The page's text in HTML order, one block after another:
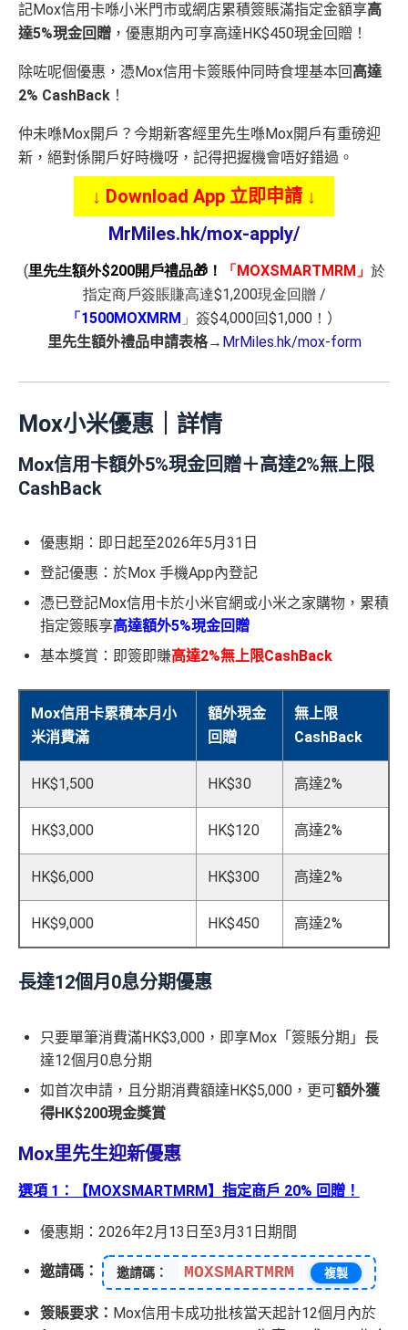
記Mox信用卡喺小米門市或網店累積簽賬滿指定金額享高
達5%現金回贈 ，優惠期內可享高達HK$450現金回贈！
除咗呢個優惠，憑Mox信用卡簽賬仲同時食埋基本回 高達
2% CashBack ！
仲未喺Mox開戶？今期新客經里先生喺Mox開戶有重磅迎
新，絕對係開戶好時機呀，記得把握機會唔好錯過。
↓ Download App 立即申請 ↓
MrMiles.hk/mox-apply/
(里先生額外$200開戶禮品🎁！ 「MOXSMARTMRM」 於
指定商戶簽賬賺高達$1,200現金回贈 /
「1500MOXMRM 」簽$4,000回$1,000！ ）
里先生額外禮品申請表格→ MrMiles.hk/mox-form
Mox小米優惠｜詳情
Mox信用卡額外5%現金回贈＋高達2%無上限
CashBack
優惠期：即日起至2026年5月31日
登記優惠：於Mox 手機App內登記
憑已登記Mox信用卡於小米官網或小米之家購物，累積
指定簽賬享高達額外5%現金回贈
基本獎賞：即簽即賺高達2%無上限CashBack
Mox信用卡累積本月小
米消費滿
額外現金
回贈
無上限
CashBack
HK$1,500 HK$30 高達2%
HK$3,000 HK$120 高達2%
HK$6,000 HK$300 高達2%
HK$9,000 HK$450 高達2%
長達12個月0息分期優惠
只要單筆消費滿HK$3,000，即享Mox「簽賬分期」長
達12個月0息分期
如首次申請，且分期消費額達HK$5,000，更可額外獲
得HK$200現金獎賞
Mox里先生迎新優惠
選項 1：【MOXSMARTMRM】指定商戶 20% 回贈！
優惠期：2026年2月13日至3月31日期間
邀請碼： 邀請碼： MOXSMARTMRM 複製
簽賬要求： Mox信用卡成功批核當天起計12個月內於